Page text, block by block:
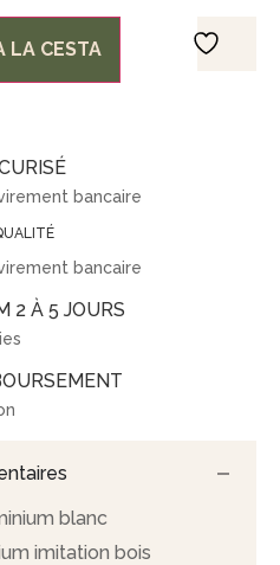
LA CESTA
bancaire
bancaire
2 À 5 JOURS
blanc
imitation bois